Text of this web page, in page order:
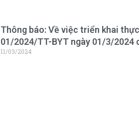
Thông báo: Về việc triển khai
01/2024/TT-BYT ngày 01/3/2024
11/03/2024